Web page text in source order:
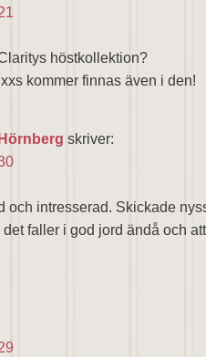
höstkollektion?
kommer finnas även i den!
skriver:
och intresserad. Skickade
faller i god jord ändå och